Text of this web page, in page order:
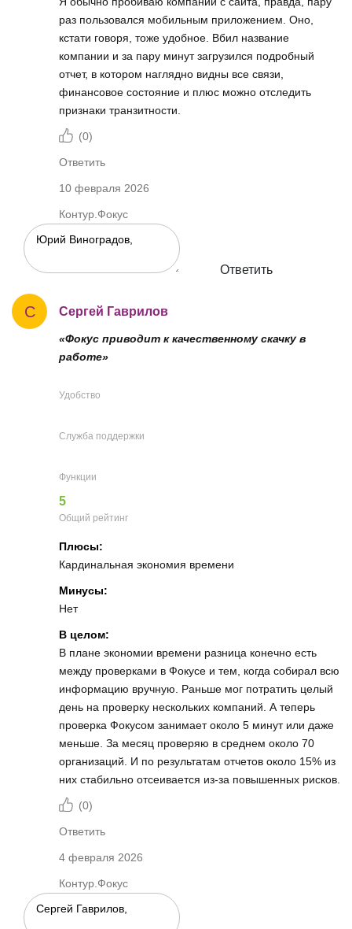
раз пользовался мобильным приложением. Оно,
кстати говоря, тоже удобное. Вбил название
компании и за пару минут загрузился подробный
отчет, в котором наглядно видны все связи,
финансовое состояние и плюс можно отследить
признаки транзитности.
(0)
Ответить
10 февраля 2026
Контур.Фокус
Ответить
С Сергей Гаврилов
«Фокус приводит к качественному скачку в
работе»
Удобство
Служба поддержки
Функции
5
Общий рейтинг
Плюсы:
Кардинальная экономия времени
Минусы:
Нет
В целом:
В плане экономии времени разница конечно есть
между проверками в Фокусе и тем, когда собирал всю
информацию вручную. Раньше мог потратить целый
день на проверку нескольких компаний. А теперь
проверка Фокусом занимает около 5 минут или даже
меньше. За месяц проверяю в среднем около 70
организаций. И по результатам отчетов около 15% из
них стабильно отсеивается из-за повышенных рисков.
(0)
Ответить
4 февраля 2026
Контур.Фокус